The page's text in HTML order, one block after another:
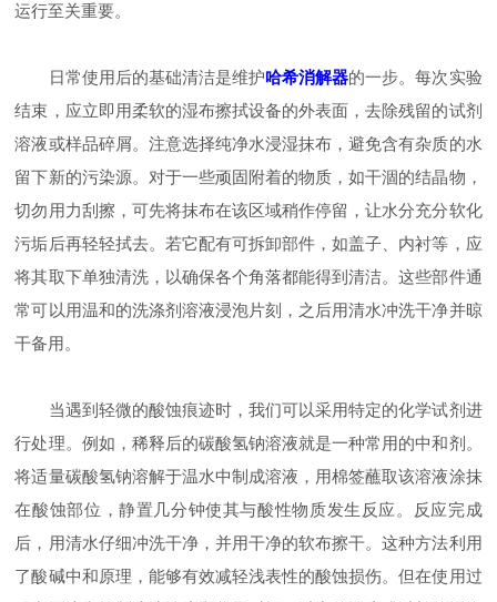
运行至关重要。
日常使用后的基础清洁是维护哈希消解器的一步。每次实验
结束，应立即用柔软的湿布擦拭设备的外表面，去除残留的试剂
溶液或样品碎屑。注意选择纯净水浸湿抹布，避免含有杂质的水
留下新的污染源。对于一些顽固附着的物质，如干涸的结晶物，
切勿用力刮擦，可先将抹布在该区域稍作停留，让水分充分软化
污垢后再轻轻拭去。若它配有可拆卸部件，如盖子、内衬等，应
将其取下单独清洗，以确保各个角落都能得到清洁。这些部件通
常可以用温和的洗涤剂溶液浸泡片刻，之后用清水冲洗干净并晾
干备用。
当遇到轻微的酸蚀痕迹时，我们可以采用特定的化学试剂进
行处理。例如，稀释后的碳酸氢钠溶液就是一种常用的中和剂。
将适量碳酸氢钠溶解于温水中制成溶液，用棉签蘸取该溶液涂抹
在酸蚀部位，静置几分钟使其与酸性物质发生反应。反应完成
后，用清水仔细冲洗干净，并用干净的软布擦干。这种方法利用
了酸碱中和原理，能够有效减轻浅表性的酸蚀损伤。但在使用过